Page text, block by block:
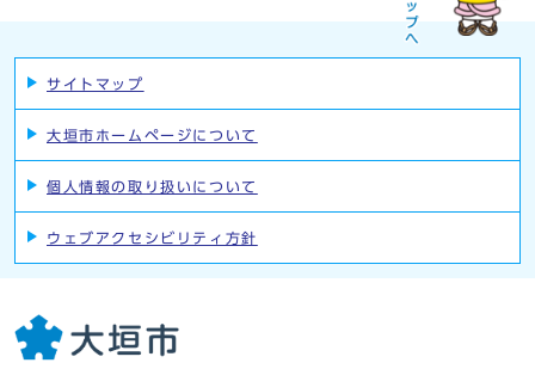
サイトマップ
大垣市ホームページについて
個人情報の取り扱いについて
ウェブアクセシビリティ方針